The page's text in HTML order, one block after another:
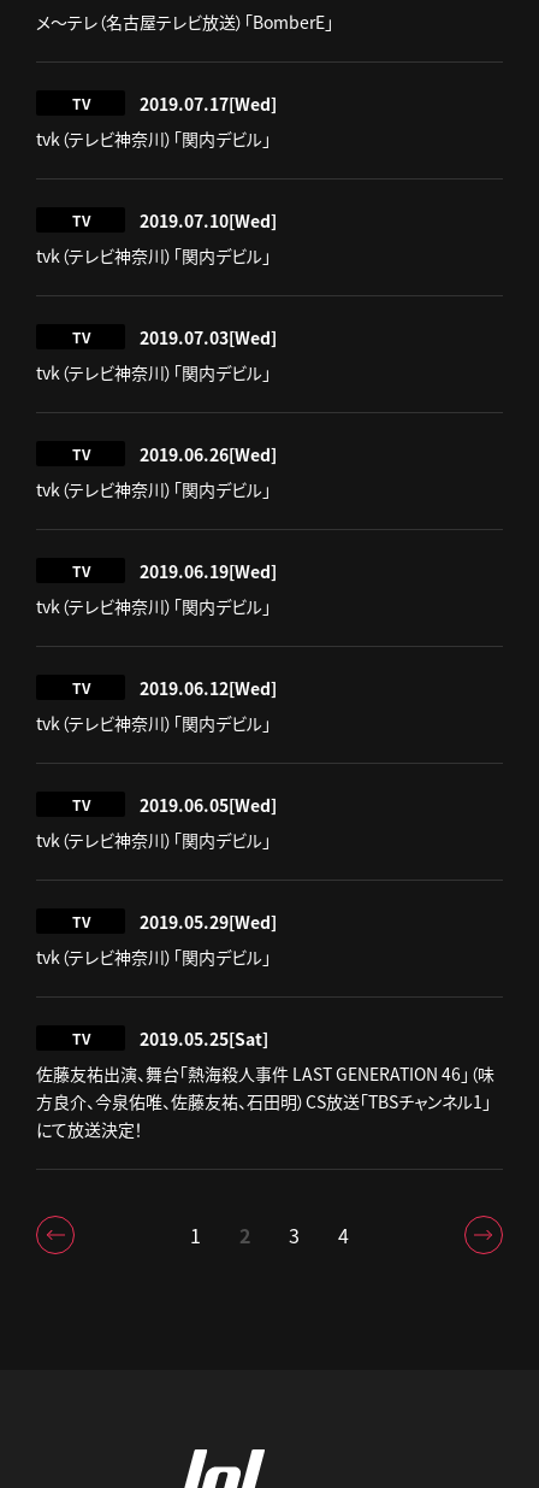
メ～テレ（名古屋テレビ放送）「BomberE」
TV 2019.07.17[Wed]
tvk（テレビ神奈川）「関内デビル」
TV 2019.07.10[Wed]
tvk（テレビ神奈川）「関内デビル」
TV 2019.07.03[Wed]
tvk（テレビ神奈川）「関内デビル」
TV 2019.06.26[Wed]
tvk（テレビ神奈川）「関内デビル」
TV 2019.06.19[Wed]
tvk（テレビ神奈川）「関内デビル」
TV 2019.06.12[Wed]
tvk（テレビ神奈川）「関内デビル」
TV 2019.06.05[Wed]
tvk（テレビ神奈川）「関内デビル」
TV 2019.05.29[Wed]
tvk（テレビ神奈川）「関内デビル」
TV 2019.05.25[Sat]
佐藤友祐出演、舞台「熱海殺人事件 LAST GENERATION 46」（味
方良介、今泉佑唯、佐藤友祐、石田明）CS放送「TBSチャンネル1」
にて放送決定！
1 2 3 4